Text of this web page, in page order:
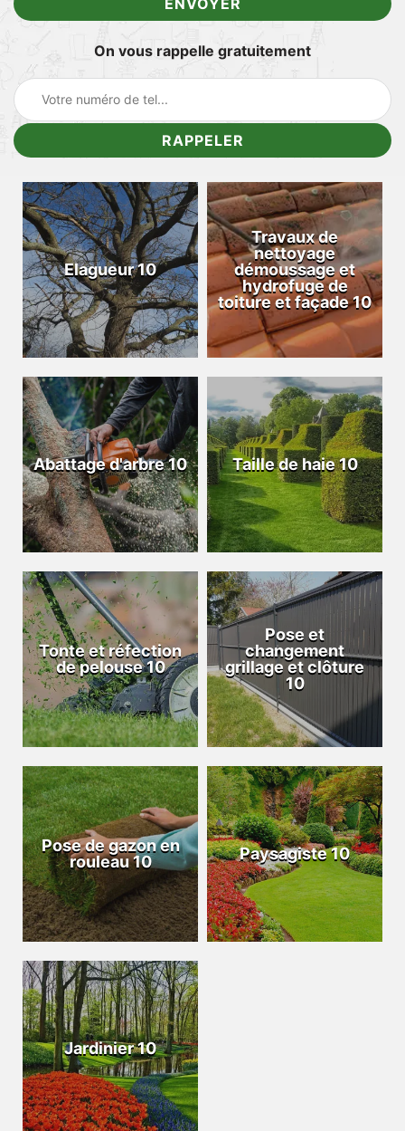
On vous rappelle gratuitement
Elagueur 10
Travaux de
nettoyage
démoussage et
hydrofuge de
toiture et façade 10
Abattage d'arbre 10 Taille de haie 10
Tonte et réfection
de pelouse 10
Pose et
changement
grillage et clôture
10
Pose de gazon en
rouleau 10
Paysagiste 10
Jardinier 10